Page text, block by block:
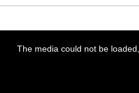
The media could not be